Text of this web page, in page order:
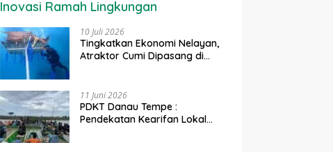
Inovasi Ramah Lingkungan
10 Juli 2026
Tingkatkan Ekonomi Nelayan,
Atraktor Cumi Dipasang di
11 Juni 2026
PDKT Danau Tempe :
Pendekatan Kearifan Lokal